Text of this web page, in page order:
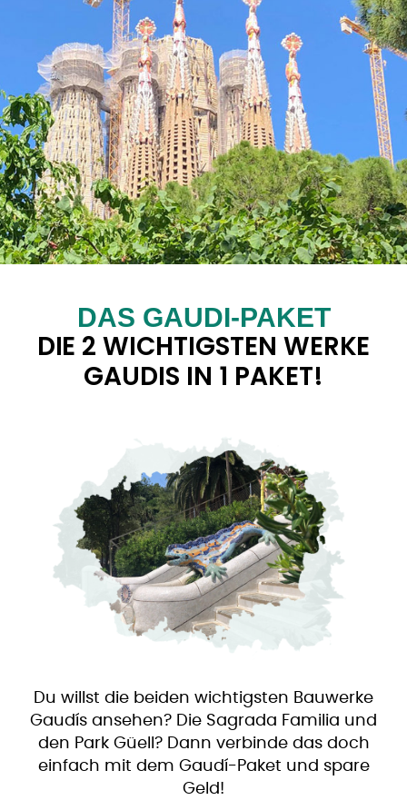
Du willst die beiden wichtigsten Bauwerke
Gaudís ansehen? Die Sagrada Familia und
den Park Güell? Dann verbinde das doch
einfach mit dem Gaudí-Paket und spare
Geld!
DAS GAUDI-PAKET
DIE 2 WICHTIGSTEN WERKE
GAUDIS IN 1 PAKET!